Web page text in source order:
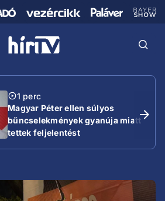
1 perc
Magyar Péter ellen súlyos
bűncselekmények gyanúja miatt
tettek feljelentést